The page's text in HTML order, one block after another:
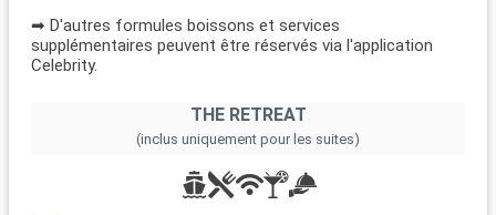
➡ D'autres formules boissons et services
supplémentaires peuvent être réservés via l'application
Celebrity.
THE RETREAT
(inclus uniquement pour les suites)